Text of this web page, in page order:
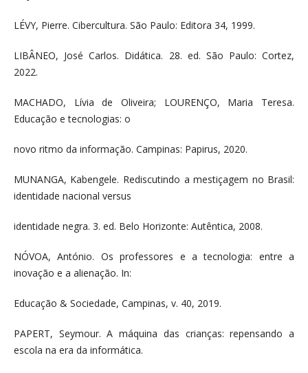
LÉVY, Pierre. Cibercultura. São Paulo: Editora 34, 1999.
LIBÂNEO, José Carlos. Didática. 28. ed. São Paulo: Cortez,
2022.
MACHADO, Lívia de Oliveira; LOURENÇO, Maria Teresa.
Educação e tecnologias: o
novo ritmo da informação. Campinas: Papirus, 2020.
MUNANGA, Kabengele. Rediscutindo a mestiçagem no Brasil:
identidade nacional versus
identidade negra. 3. ed. Belo Horizonte: Autêntica, 2008.
NÓVOA, António. Os professores e a tecnologia: entre a
inovação e a alienação. In:
Educação & Sociedade, Campinas, v. 40, 2019.
PAPERT, Seymour. A máquina das crianças: repensando a
escola na era da informática.